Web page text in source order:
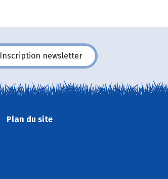
Inscription newsletter
Plan du site